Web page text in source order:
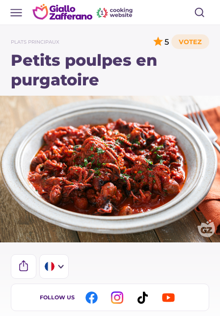
PLATS PRINCIPAUX
Petits poulpes en
purgatoire
5
IT
FOLLOW US